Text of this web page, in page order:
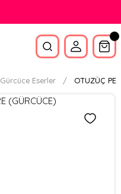
Gürcüce Eserler OTUZÜÇ